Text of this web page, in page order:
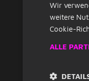
Die Dauer
Du
Status
Wir
weitere
Cookie-
ALLE